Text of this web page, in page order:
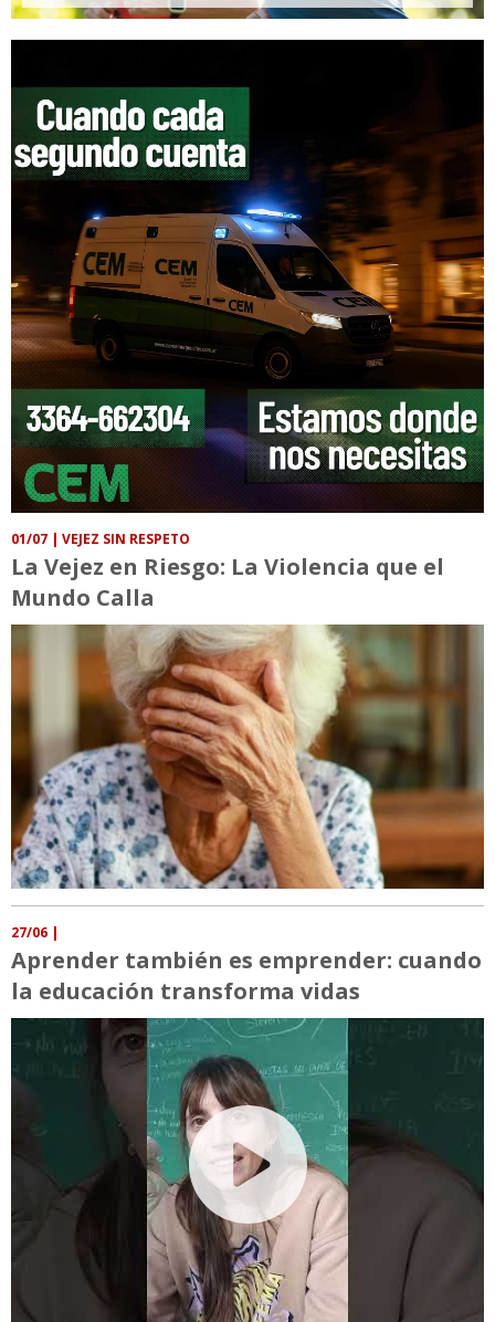
01/07 | VEJEZ SIN RESPETO
La Vejez en Riesgo: La Violencia que el
Mundo Calla
27/06 |
Aprender también es emprender: cuando
la educación transforma vidas